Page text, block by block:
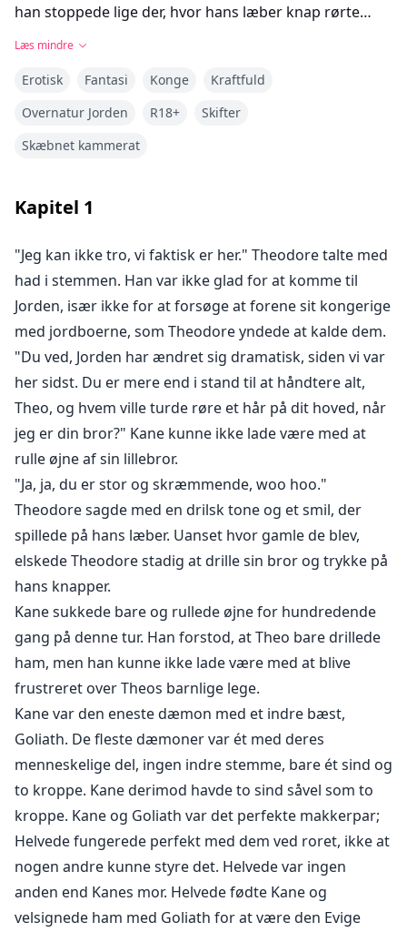
han stoppede lige der, hvor hans læber knap rørte
hendes. Han kiggede hende i øjnene og lænede sig
Trixies. Hendes læber var så bløde og så pokkers
fyldige. Han blev lidt chokeret, da hun straks kyssede
gjorde hun ikke. Hun ønskede dette lige så meget som
Rygterne siger, at den Evige Konge var nådesløs, viste
ingen barmhjertighed og foragtede alle væsener, der
ikke var af hans egen slags. I sine ti tusinde år af liv er
han kun blevet set på Jorden én gang, hvor han
reddede sin brors liv, og derefter aldrig set igen. Det
var indtil han følte, at hans mage blev født...
**
I de sidste 18 år har Kong Kane forsøgt at forene sit
rige med Kong Gabriel... kongen af alle varulve,
lykantroper, hekse, vampyrer og alle andre
overnaturlige væsener. Rygter gik om, at de to riger
ville blive ét. Varulve og dæmoner kom slet ikke
overens, men alle Kanes trofaste og loyale
medlemmer af hans rige fulgte ham blindt og stillede
aldrig spørgsmålstegn ved hans beslutninger. Hvad
angår medlemmerne af Gabriels rige... nogle var
meget utilfredse...
**
Kun Gabriel, hans næstkommanderende, Balthazar, og
tredje i kommandorækken, Kol, vidste, hvorfor Kane
pludselig ønskede at forene rigerne. Han har ventet
hele sit liv på sin mage og vil ikke lade noget stå i vejen
for, at de kan være sammen.
**
Læs mindre
Erotisk Fantasi Konge
Kraftfuld
Overnatur Jorden
R18+
Skifter
Skæbnet kammerat
Kapitel 1
"Jeg kan ikke tro, vi faktisk er her." Theodore talte med
had i stemmen. Han var ikke glad for at komme til
Jorden, især ikke for at forsøge at forene sit kongerige
med jordboerne, som Theodore yndede at kalde dem.
"Du ved, Jorden har ændret sig dramatisk, siden vi var
her sidst. Du er mere end i stand til at håndtere alt,
Theo, og hvem ville turde røre et hår på dit hoved, når
jeg er din bror?" Kane kunne ikke lade være med at
rulle øjne af sin lillebror.
"Ja, ja, du er stor og skræmmende, woo hoo."
Theodore sagde med en drilsk tone og et smil, der
spillede på hans læber. Uanset hvor gamle de blev,
elskede Theodore stadig at drille sin bror og trykke på
hans knapper.
Kane sukkede bare og rullede øjne for hundredende
gang på denne tur. Han forstod, at Theo bare drillede
ham, men han kunne ikke lade være med at blive
frustreret over Theos barnlige lege.
Kane var den eneste dæmon med et indre bæst,
Goliath. De fleste dæmoner var ét med deres
menneskelige del, ingen indre stemme, bare ét sind og
to kroppe. Kane derimod havde to sind såvel som to
kroppe. Kane og Goliath var det perfekte makkerpar;
Helvede fungerede perfekt med dem ved roret, ikke at
nogen andre kunne styre det. Helvede var ingen
anden end Kanes mor. Helvede fødte Kane og
velsignede ham med Goliath for at være den Evige